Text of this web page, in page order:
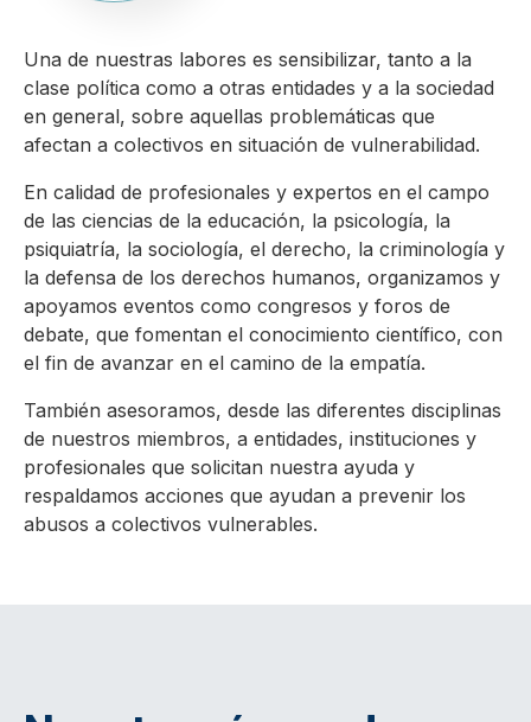
Una de nuestras labores es sensibilizar, tanto a la
clase política como a otras entidades y a la sociedad
en general, sobre aquellas problemáticas que
afectan a colectivos en situación de vulnerabilidad.
En calidad de profesionales y expertos en el campo
de las ciencias de la educación, la psicología, la
psiquiatría, la sociología, el derecho, la criminología y
la defensa de los derechos humanos, organizamos y
apoyamos eventos como congresos y foros de
debate, que fomentan el conocimiento científico, con
el fin de avanzar en el camino de la empatía.
También asesoramos, desde las diferentes disciplinas
de nuestros miembros, a entidades, instituciones y
profesionales que solicitan nuestra ayuda y
respaldamos acciones que ayudan a prevenir los
abusos a colectivos vulnerables.